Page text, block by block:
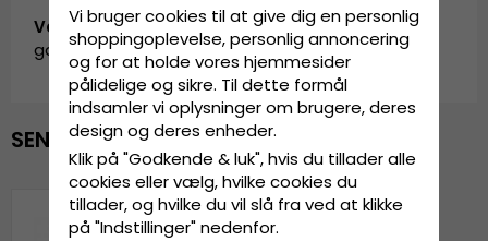
Vare-ID:
garda.cap.visor.white
SENAST VISTE
Vi bruger cookies til at give dig en personlig
shoppingoplevelse, personlig annoncering
og for at holde vores hjemmesider
pålidelige og sikre. Til dette formål
indsamler vi oplysninger om brugere, deres
design og deres enheder.
Klik på "Godkende & luk", hvis du tillader alle
cookies eller vælg, hvilke cookies du
tillader, og hvilke du vil slå fra ved at klikke
på "Indstillinger" nedenfor.